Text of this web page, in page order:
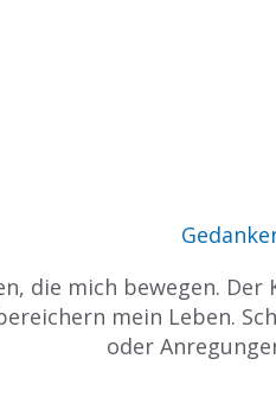
die mich bewegen.
mein Leben.
oder